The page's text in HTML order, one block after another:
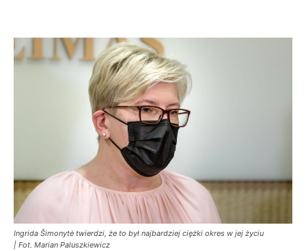
Ingrida Šimonytė twierdzi, że to był najbardziej ciężki okres w jej życiu
| Fot. Marian Paluszkiewicz